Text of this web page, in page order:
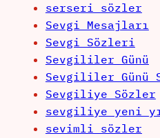
serseri sözler
Sevgi Mesajları
Sevgi Sözleri
Sevgililer Günü
Sevgililer Günü
Sevgiliye Sözler
sevgiliye yeni
sevimli sözler